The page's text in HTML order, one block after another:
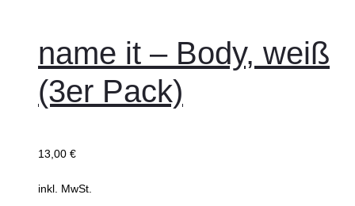
name it – Body, weiß
(3er Pack)
13,00 €
inkl. MwSt.